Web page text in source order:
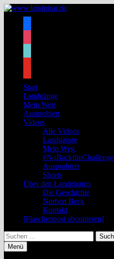
Zum
Start
Landgänge
Mein Weg
Ausprobiert
Videos
Alle Videos
Landgänge
Mein Weg
#NoBackflipChallenge
Ausprobiert
Shorts
Über den Landpiraten
Die Geschichte
Norbert Beck
Kontakt
[Flaschenpost abonnieren]
Suchen
nach:
Menü